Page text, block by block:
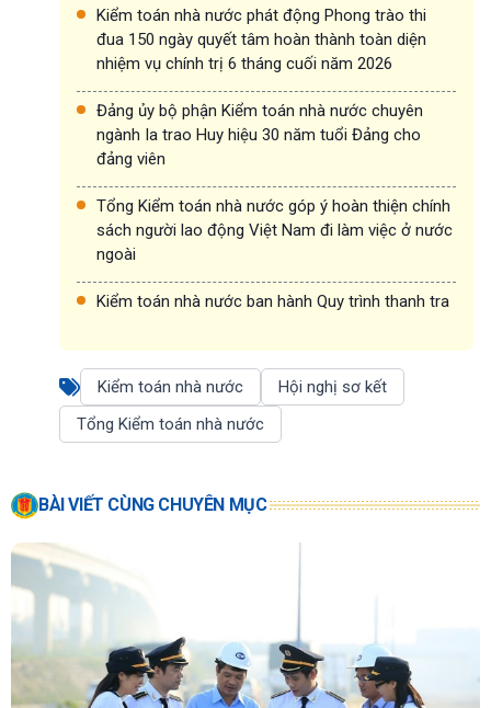
Kiểm toán nhà nước phát động Phong trào thi
đua 150 ngày quyết tâm hoàn thành toàn diện
nhiệm vụ chính trị 6 tháng cuối năm 2026
Đảng ủy bộ phận Kiểm toán nhà nước chuyên
ngành Ia trao Huy hiệu 30 năm tuổi Đảng cho
đảng viên
Tổng Kiểm toán nhà nước góp ý hoàn thiện chính
sách người lao động Việt Nam đi làm việc ở nước
ngoài
Kiểm toán nhà nước ban hành Quy trình thanh tra
Kiểm toán nhà nước
Hội nghị sơ kết
Tổng Kiểm toán nhà nước
BÀI VIẾT CÙNG CHUYÊN MỤC